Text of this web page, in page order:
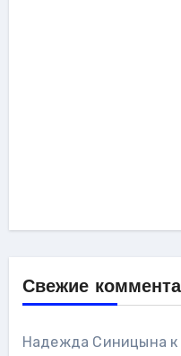
Свежие
Надежда Синицына